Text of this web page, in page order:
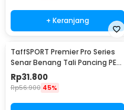
+ Keranjang
TaffSPORT Premier Pro Series
Senar Benang Tali Pancing PE
Braided 300M 0.14mm
Rp31.800
Rp56.900 45%